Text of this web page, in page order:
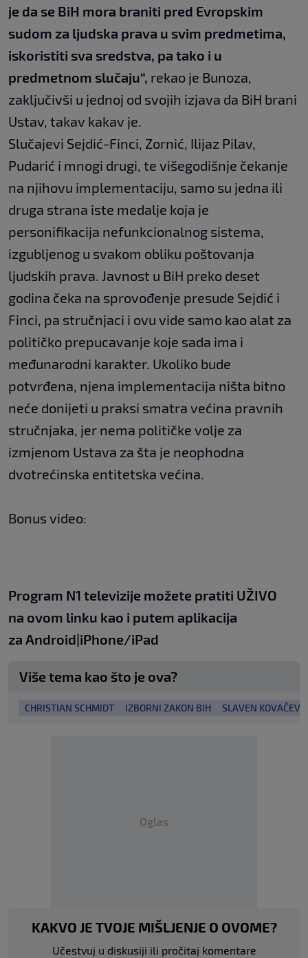
je da se BiH mora braniti pred Evropskim
sudom za ljudska prava u svim predmetima,
iskoristiti sva sredstva, pa tako i u
predmetnom slučaju“, rekao je Bunoza,
zaključivši u jednoj od svojih izjava da BiH brani
Ustav, takav kakav je.
Slučajevi Sejdić-Finci, Zornić, Ilijaz Pilav,
Pudarić i mnogi drugi, te višegodišnje čekanje
na njihovu implementaciju, samo su jedna ili
druga strana iste medalje koja je
personifikacija nefunkcionalnog sistema,
izgubljenog u svakom obliku poštovanja
ljudskih prava. Javnost u BiH preko deset
godina čeka na sprovođenje presude Sejdić i
Finci, pa stručnjaci i ovu vide samo kao alat za
političko prepucavanje koje sada ima i
međunarodni karakter. Ukoliko bude
potvrđena, njena implementacija ništa bitno
neće donijeti u praksi smatra većina pravnih
stručnjaka, jer nema političke volje za
izmjenom Ustava za šta je neophodna
dvotrećinska entitetska većina.
Bonus video:
Program N1 televizije možete pratiti UŽIVO
na ovom linku kao i putem aplikacija
za Android|iPhone/iPad
Više tema kao što je ova?
CHRISTIAN SCHMIDT IZBORNI ZAKON BIH SLAVEN KOVAČEVIĆ
Oglas
KAKVO JE TVOJE MIŠLJENJE O OVOME?
Učestvuj u diskusiji ili pročitaj komentare